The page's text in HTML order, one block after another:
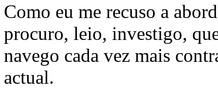
Como eu me recuso a
procuro, leio, investigo,
navego cada vez mais
actual.